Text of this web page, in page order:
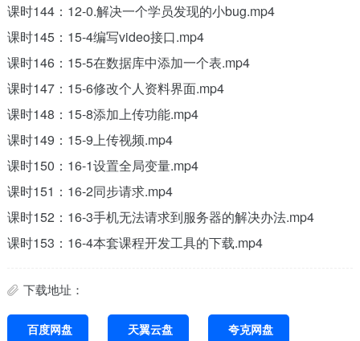
课时144：12-0.解决一个学员发现的小bug.mp4
课时145：15-4编写video接口.mp4
课时146：15-5在数据库中添加一个表.mp4
课时147：15-6修改个人资料界面.mp4
课时148：15-8添加上传功能.mp4
课时149：15-9上传视频.mp4
课时150：16-1设置全局变量.mp4
课时151：16-2同步请求.mp4
课时152：16-3手机无法请求到服务器的解决办法.mp4
课时153：16-4本套课程开发工具的下载.mp4
下载地址：
百度网盘 天翼云盘 夸克网盘